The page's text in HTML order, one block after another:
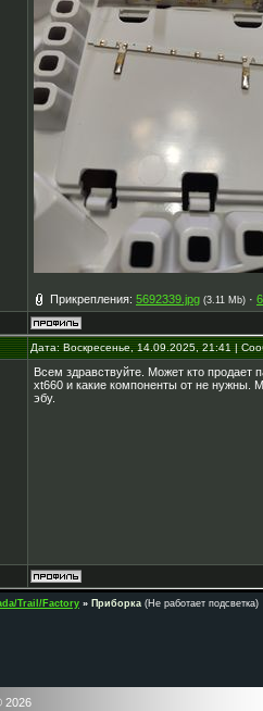
Прикрепления: 5692339.jpg (3.11 Mb) ·
Дата: Воскресенье, 14.09.2025, 21:41 |
Всем здравствуйте. Может кто продает
xt660 и какие компоненты от не нужны.
эбу.
Trail/Factory » Приборка (Не работает подсветка)
2026